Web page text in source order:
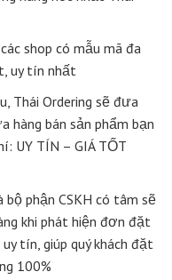
shop có mẫu mã đa
uy tín nhất
Thái Ordering sẽ đưa
hàng bán sản phẩm bạn
UY TÍN – GIÁ TỐT
bộ phận CSKH có tâm sẽ
khi phát hiện đơn đặt
tín, giúp quý khách đặt
100%